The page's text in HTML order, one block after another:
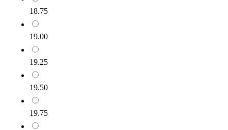
18.75
19.00
19.25
19.50
19.75